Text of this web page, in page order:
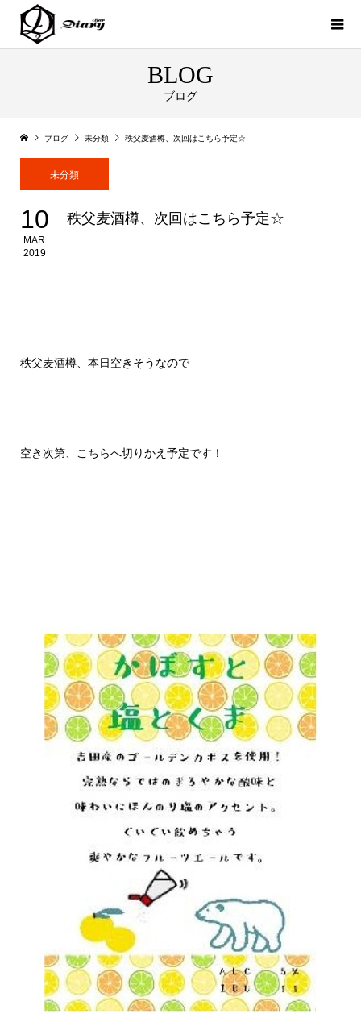
BLOG
ブログ
ブログ 未分類 秩父麦酒樽、次回はこちら予定☆
未分類
10
MAR
2019
秩父麦酒樽、次回はこちら予定☆
秩父麦酒樽、本日空きそうなので
空き次第、こちらへ切りかえ予定です！